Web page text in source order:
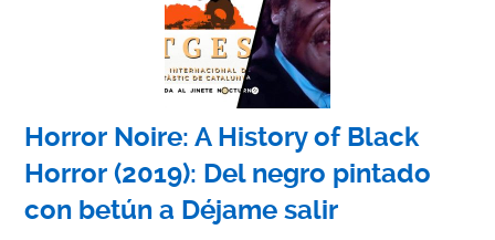
Horror Noire: A History of Black
Horror (2019): Del negro pintado
con betún a Déjame salir